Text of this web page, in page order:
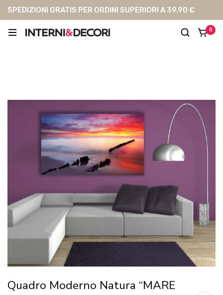
SPEDIZIONI GRATIS PER ORDINI SUPERIORI A 39,90 €
0
Quadro Moderno Natura “MARE